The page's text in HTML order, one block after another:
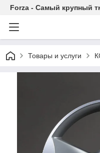
Forza - Самый крупный
Товары и услуги